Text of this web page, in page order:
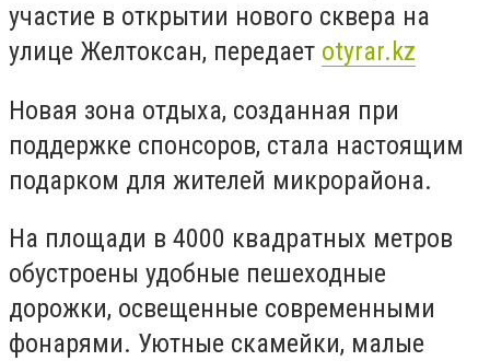
участие в открытии нового сквера на
улице Желтоксан, передает otyrar.kz
Новая зона отдыха, созданная при
поддержке спонсоров, стала настоящим
подарком для жителей микрорайона.
На площади в 4000 квадратных метров
обустроены удобные пешеходные
дорожки, освещенные современными
фонарями. Уютные скамейки, малые